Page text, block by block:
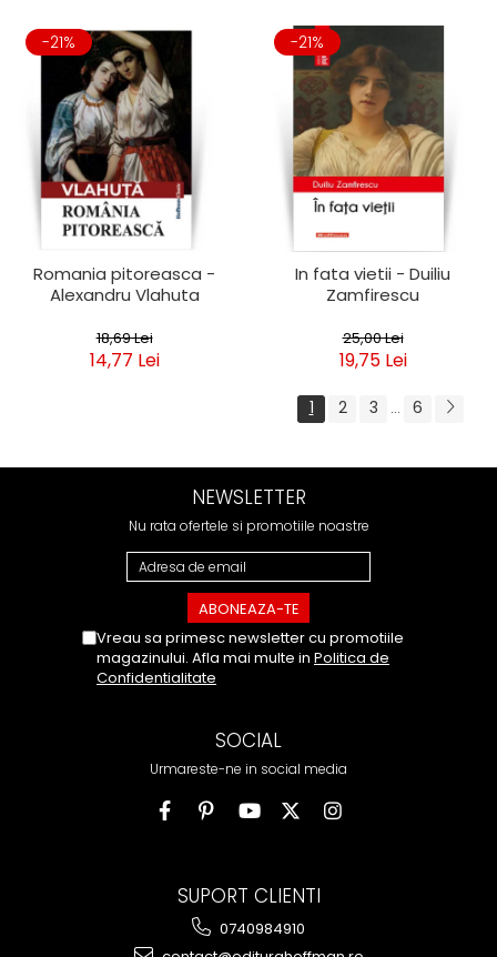
-21%
Romania pitoreasca -
Alexandru Vlahuta
18,69 Lei
14,77 Lei
-21%
In fata vietii - Duiliu
Zamfirescu
25,00 Lei
19,75 Lei
1 2 3 ... 6
NEWSLETTER
Nu rata ofertele si promotiile noastre
Vreau sa primesc newsletter cu promotiile
magazinului. Afla mai multe in Politica de
Confidentialitate
SOCIAL
Urmareste-ne in social media
SUPORT CLIENTI
0740984910